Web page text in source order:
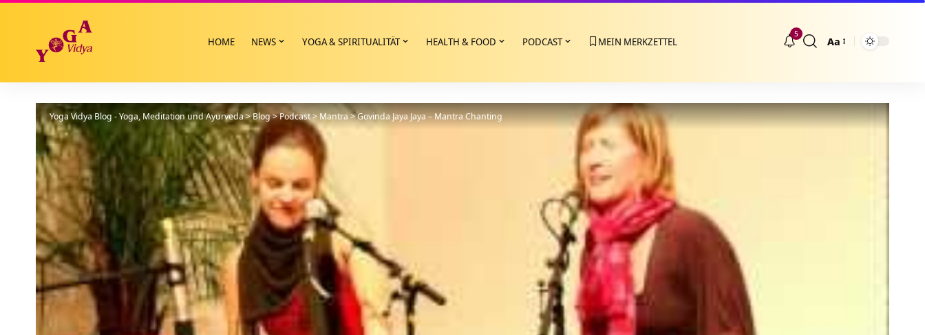
HOME NEWS YOGA & SPIRITUALITÄT HEALTH & FOOD PODCAST MEIN MERKZETTEL
5
Größenänderung
Aa
Yoga Vidya Blog - Yoga, Meditation und Ayurveda>Blog>Podcast>Mantra>Govinda Jaya Jaya – Mantra Chanting